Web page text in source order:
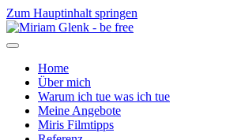
Zum Hauptinhalt springen
Home
Über mich
Warum ich tue was ich tue
Meine Angebote
Miris Filmtipps